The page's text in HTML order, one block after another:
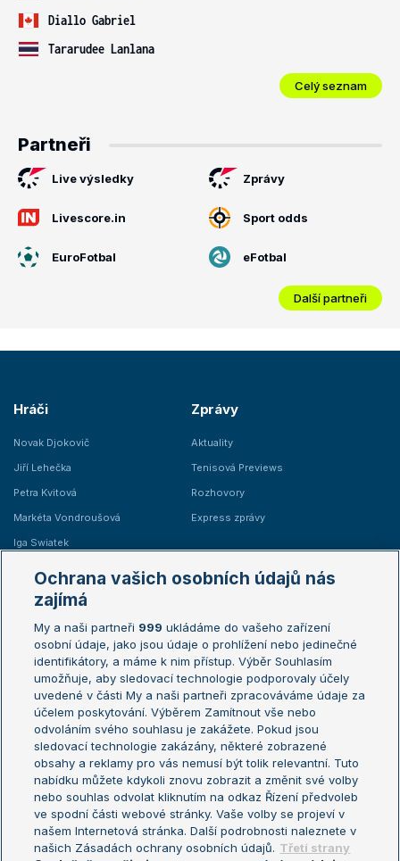
Diallo Gabriel
Tararudee Lanlana
Celý seznam
Partneři
Live výsledky Zprávy
Livescore.in Sport odds
EuroFotbal eFotbal
Další partneři
Hráči
Novak Djokovič
Jiří Lehečka
Petra Kvitová
Markéta Vondroušová
Iga Swiatek
Zprávy
Aktuality
Tenisová Previews
Rozhovory
Express zprávy
Žebříčky
Žebříček ATP (muži)
Žebříček WTA (ženy)
Sázkařský žebříček
Australian Open
French Open
Wimbledon
US Open
Turnaj mistrů
Turnaj mistryň
Aktualní trendy
Fotbalové přestupy
Livesport Daily
Ochrana vašich osobních údajů nás
zajímá
My a naši partneři 999 ukládáme do vašeho zařízení
osobní údaje, jako jsou údaje o prohlížení nebo jedinečné
identifikátory, a máme k nim přístup. Výběr Souhlasím
umožňuje, aby sledovací technologie podporovaly účely
uvedené v části My a naši partneři zpracováváme údaje za
účelem poskytování. Výběrem Zamítnout vše nebo
odvoláním svého souhlasu je zakážete. Pokud jsou
sledovací technologie zakázány, některé zobrazené
obsahy a reklamy pro vás nemusí být tolik relevantní. Tuto
nabídku můžete kdykoli znovu zobrazit a změnit své volby
nebo souhlas odvolat kliknutím na odkaz Řízení předvoleb
ve spodní části webové stránky. Vaše volby se projeví v
našem Internetová stránka. Další podrobnosti naleznete v
našich Zásadách ochrany osobních údajů. Třetí strany